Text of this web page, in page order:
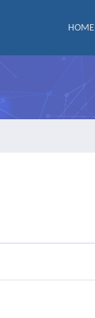
HOME